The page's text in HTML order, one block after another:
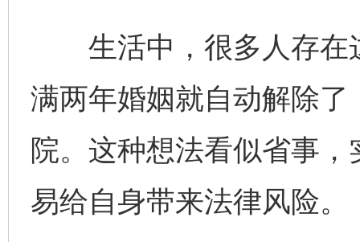
生活中，很多人存在
满两年婚姻就自动解除
院。这种想法看似省事
易给自身带来法律风险。